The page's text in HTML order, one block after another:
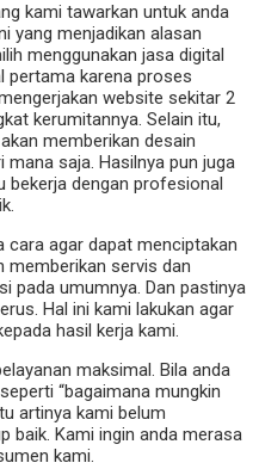
kami tawarkan untuk anda
yang menjadikan alasan
menggunakan jasa digital
pertama karena proses
website sekitar 2
kerumitannya. Selain itu,
memberikan desain
saja. Hasilnya pun juga
dengan profesional
cara agar dapat menciptakan
memberikan servis dan
pada umumnya. Dan pastinya
Hal ini kami lakukan agar
hasil kerja kami.
maksimal. Bila anda
“bagaimana mungkin
artinya kami belum
baik. Kami ingin anda merasa
kami.